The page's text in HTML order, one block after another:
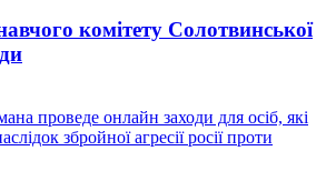
комітету Солотвинської